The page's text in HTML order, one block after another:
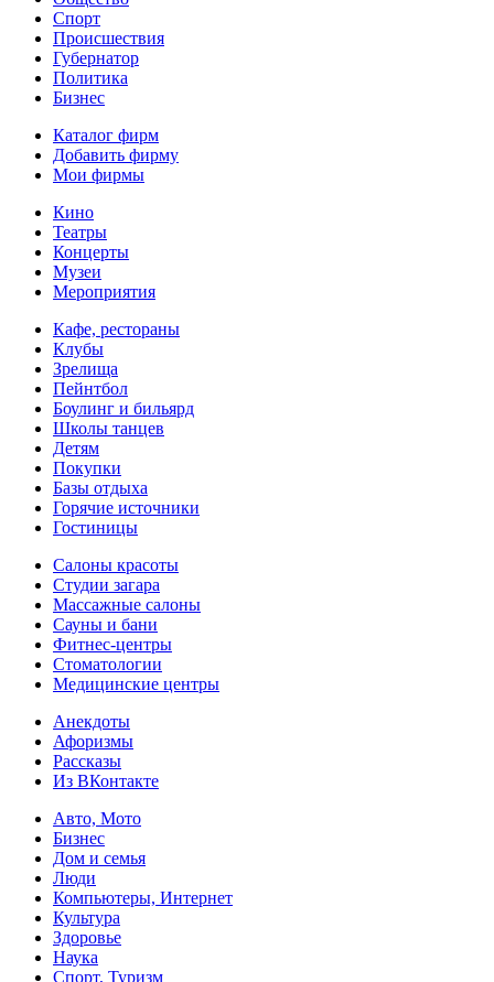
Спорт
Происшествия
Губернатор
Политика
Бизнес
Каталог фирм
Добавить фирму
Мои фирмы
Кино
Театры
Концерты
Музеи
Мероприятия
Кафе, рестораны
Клубы
Зрелища
Пейнтбол
Боулинг и бильярд
Школы танцев
Детям
Покупки
Базы отдыха
Горячие источники
Гостиницы
Салоны красоты
Студии загара
Массажные салоны
Сауны и бани
Фитнес-центры
Стоматологии
Медицинские центры
Анекдоты
Афоризмы
Рассказы
Из ВКонтакте
Авто, Мото
Бизнес
Дом и семья
Люди
Компьютеры, Интернет
Культура
Здоровье
Наука
Спорт, Туризм